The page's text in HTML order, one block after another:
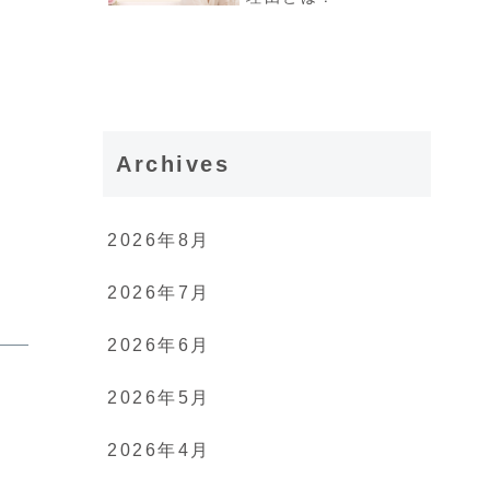
Archives
2026年8月
2026年7月
2026年6月
2026年5月
2026年4月